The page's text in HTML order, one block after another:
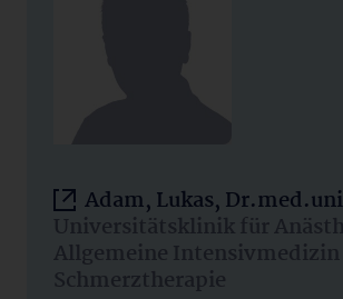
Adam, Lukas,
Universitätsklinik für
Allgemeine Intensivmedizin
Schmerztherapie